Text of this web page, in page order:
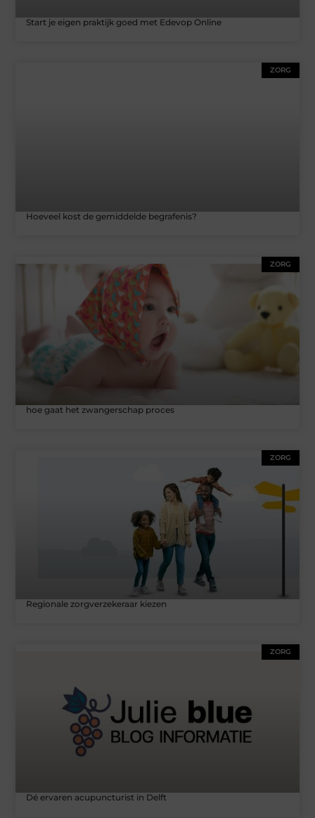
Start je eigen praktijk goed met Edevop Online
ZORG
Hoeveel kost de gemiddelde begrafenis?
ZORG
hoe gaat het zwangerschap proces
ZORG
Regionale zorgverzekeraar kiezen
ZORG
Dé ervaren acupuncturist in Delft